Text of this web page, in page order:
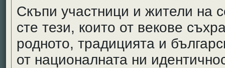
Скъпи участници и жители на
сте тези, които от векове
родното, традицията и
от националната ни